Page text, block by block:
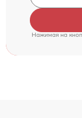
Нажимая на